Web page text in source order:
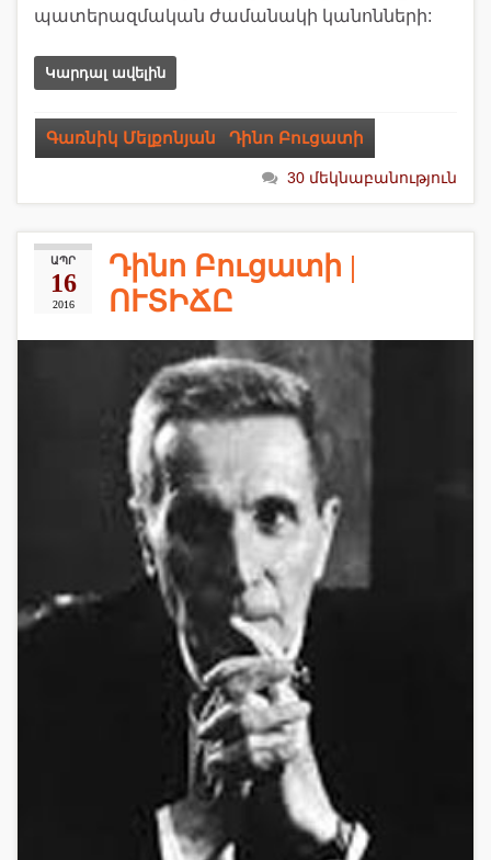
պատերազմական ժամանակի կանոնների:
Կարդալ ավելին
Գառնիկ Մելքոնյան Դինո Բուցատի
30 մեկնաբանություն
ԱՊՐ
16
2016
Դինո Բուցատի |
ՈՒՏԻՃԸ